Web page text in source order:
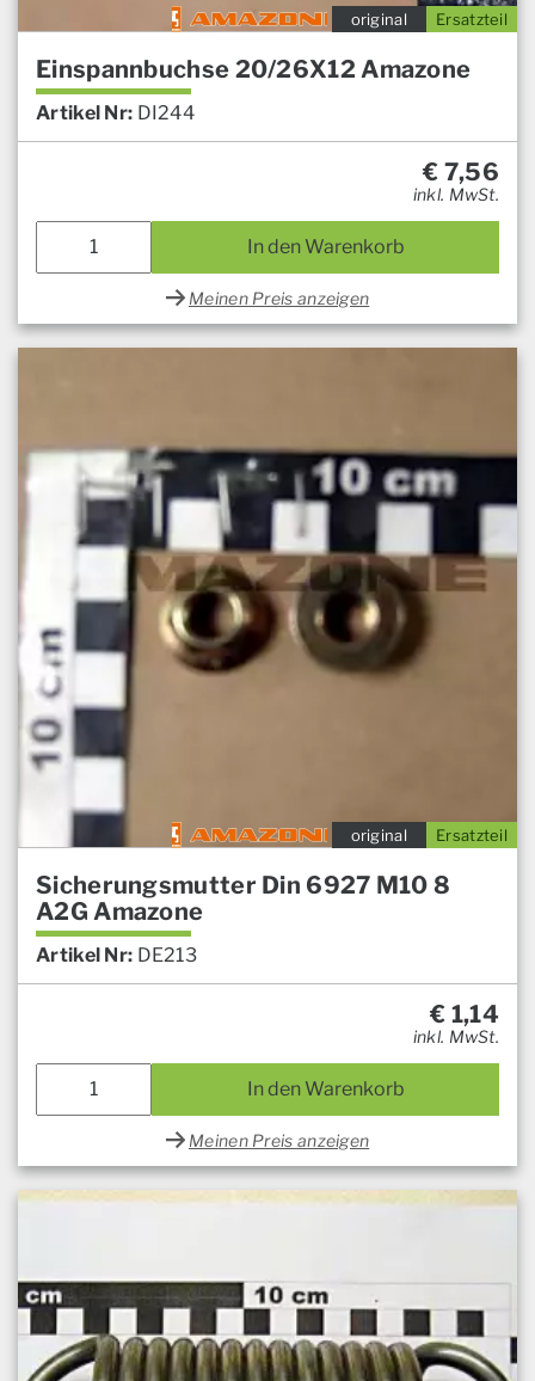
Ersatzteil
original
Einspannbuchse 20/26X12 Amazone
Artikel Nr: DI244
€ 7,56
inkl. MwSt.
In den Warenkorb
Meinen Preis anzeigen
Ersatzteil
original
Sicherungsmutter Din 6927 M10 8
A2G Amazone
Artikel Nr: DE213
€ 1,14
inkl. MwSt.
In den Warenkorb
Meinen Preis anzeigen